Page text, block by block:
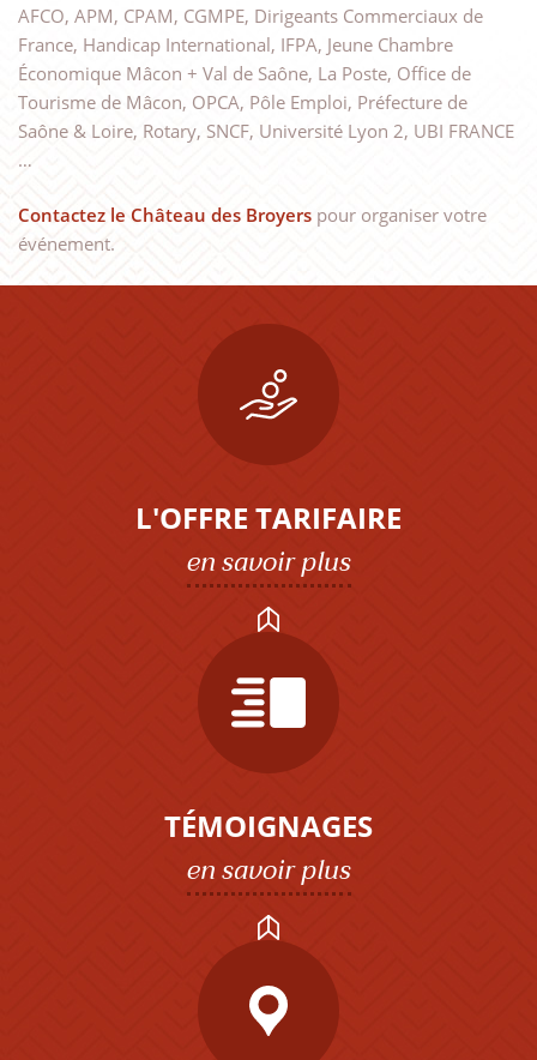
AFCO, APM, CPAM, CGMPE, Dirigeants Commerciaux de
France, Handicap International, IFPA, Jeune Chambre
Économique Mâcon + Val de Saône, La Poste, Office de
Tourisme de Mâcon, OPCA, Pôle Emploi, Préfecture de
Saône & Loire, Rotary, SNCF, Université Lyon 2, UBI FRANCE
…
Contactez le Château des Broyers pour organiser votre
événement.
L'OFFRE TARIFAIRE
en savoir plus
TÉMOIGNAGES
en savoir plus